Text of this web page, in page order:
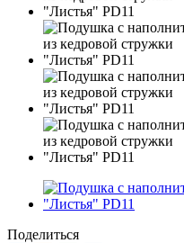
Поделиться